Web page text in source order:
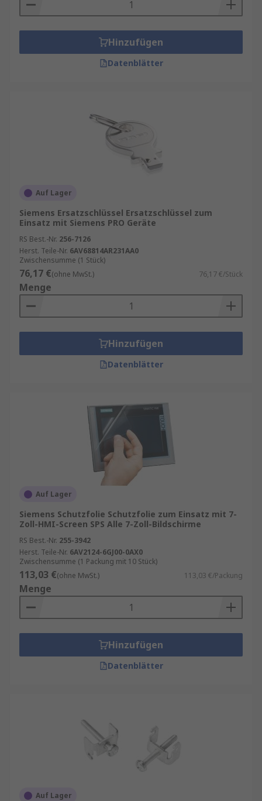
Zubehör wählt
Das von Ihnen gewählte Bediengeräte-Zubehör
hängt von der Anwendung ab, für die Sie es
benötigen. Nach der Festlegung des Zubehörtyps
Versorgungsspannung, Anwendung, Kabellänge,
Gefahrenbereichszertifizierung und, falls für
Ihren HMI-Typ relevant, Softwareversion.
Hinzufügen
Datenblätter
Auf Lager
Siemens Ersatzschlüssel Ersatzschlüssel zum
Einsatz mit Siemens PRO Geräte
RS Best.-Nr. 256-7126
Herst. Teile-Nr. 6AV68814AR231AA0
Zwischensumme (1 Stück)
76,17 €(ohne MwSt.) 76,17 €/Stück
Menge
Hinzufügen
Datenblätter
Auf Lager
Siemens Schutzfolie Schutzfolie zum Einsatz mit 7-
Zoll-HMI-Screen SPS Alle 7-Zoll-Bildschirme
RS Best.-Nr. 255-3942
Herst. Teile-Nr. 6AV2124-6GJ00-0AX0
Zwischensumme (1 Packung mit 10 Stück)
113,03 €(ohne MwSt.) 113,03 €/Packung
Menge
Hinzufügen
Datenblätter
Auf Lager